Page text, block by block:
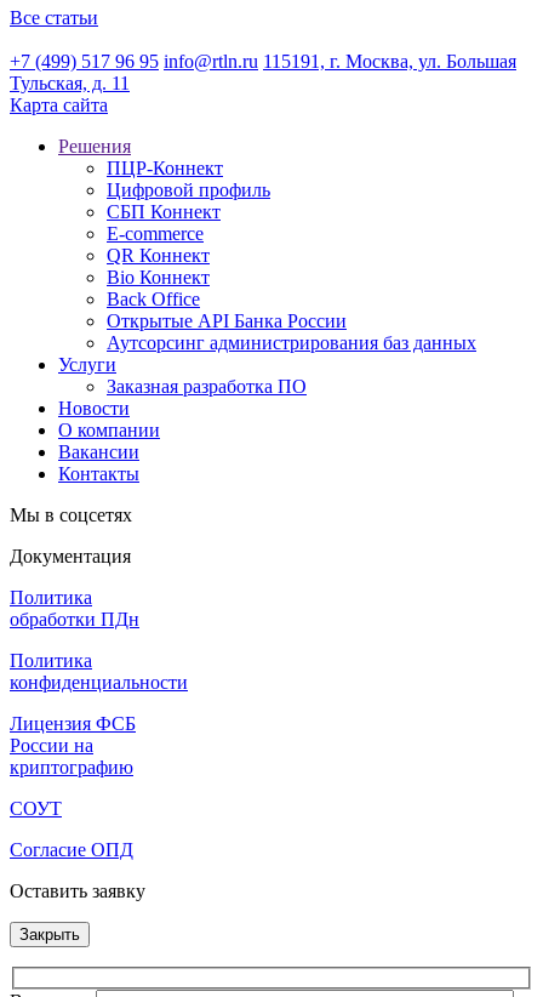
Все статьи
+7 (499) 517 96 95 info@rtln.ru 115191, г. Москва, ул. Большая
Тульская, д. 11
Карта сайта
Решения
ПЦР-Коннект
Цифровой профиль
СБП Коннект
E-commerce
QR Коннект
Bio Коннект
Back Office
Открытые API Банка России
Аутсорсинг администрирования баз данных
Услуги
Заказная разработка ПО
Новости
О компании
Вакансии
Контакты
Мы в соцсетях
Документация
Политика
обработки ПДн
Политика
конфиденциальности
Лицензия ФСБ
России на
криптографию
СОУТ
Согласие ОПД
Оставить заявку
Закрыть